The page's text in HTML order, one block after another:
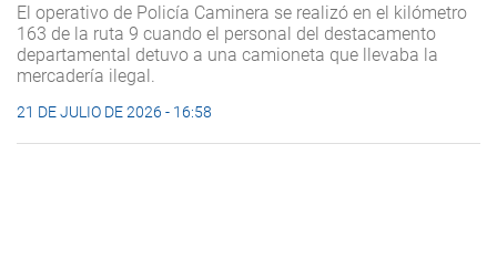
El operativo de Policía Caminera se realizó en el kilómetro
163 de la ruta 9 cuando el personal del destacamento
departamental detuvo a una camioneta que llevaba la
mercadería ilegal.
21 DE JULIO DE 2026 - 16:58